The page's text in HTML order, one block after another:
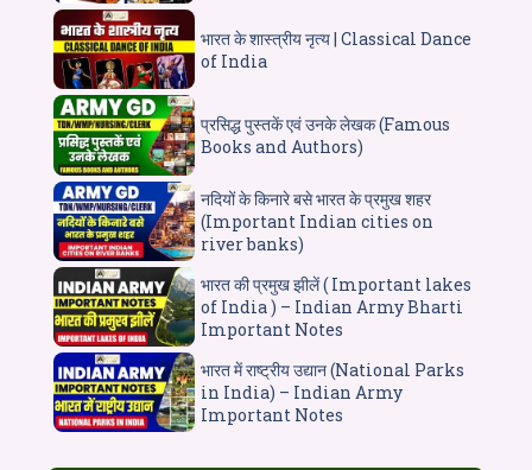
भारत के शास्त्रीय नृत्य | Classical Dance
of India
प्रसिद्ध पुस्तकें एवं उनके लेखक (Famous
Books and Authors)
नदियों के किनारे बसे भारत के प्रमुख शहर
(Important Indian cities on
river banks)
भारत की प्रमुख झीलें ( Important lakes
of India ) – Indian Army Bharti
Important Notes
भारत में राष्ट्रीय उद्यान (National Parks
in India) – Indian Army
Important Notes